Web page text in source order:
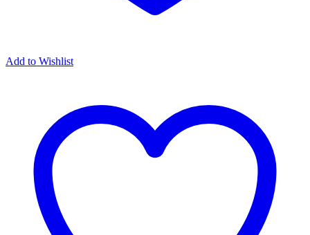
Add to Wishlist